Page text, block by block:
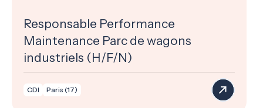
Responsable Performance
Maintenance Parc de wagons
industriels (H/F/N)
CDI Paris (17)